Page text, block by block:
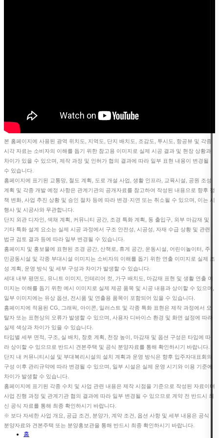
본 홈페이지에 사용된 광역 위치도, 지역도, 단지 배치도, 조감도, 투시도, 항공뷰 및 각종
시각 자료는 소비자의 이해를 돕기 위한 참고용 이미지로 실제 시공 결과 및 현장 상황과
차이가 있을 수 있으며, 제작 과정 및 인허가 협의 결과에 따라 일부 표현 내용이 변경될
수 있습니다.
홈페이지에 표기된 교통망, 철도 계획, 도로 개설 사업, 생활 인프라, 교육시설, 공원 조성
계획 및 각종 개발 예정 사항은 관계기관의 공개자료를 참고하여 작성된 내용으로 향후 정
책 변화, 사업 추진 상황 및 승인 절차 등에 따라 변경·지연 또는 취소될 수 있으며, 이는 시
행사 및 시공사와 무관합니다.
단지 외관 디자인, 색채 계획, 커뮤니티 공간, 조경 특화 계획, 동 출입구, 외부 마감재 및
기타 특화 설계 요소는 실제 시공 과정에서 구조 안전성, 시공성, 자재 수급 상황 및 관련
법규 검토 결과 등에 따라 일부 변경될 수 있습니다.
홈페이지 및 홍보물에 표현된 조경 공간, 산책로, 휴게 공간, 운동시설, 어린이놀이터, 주
민공동시설 및 각종 부대시설 이미지는 소비자의 이해를 돕기 위한 연출 이미지로 실제 조
성 계획, 운영 방식 및 세부 구성과 차이가 발생할 수 있습니다.
세대 내부 평면도, 유니트 이미지, 인테리어 컷, 가구 배치도, 마감재 표현 및 생활 연출 이
미지는 이해를 돕기 위한 예시 이미지로 실제 제공 품목 및 시공 내용과 상이할 수 있으며,
일부 이미지에는 유상 옵션, 전시품 및 연출용 품목이 포함되어 있을 수 있습니다.
홈페이지에 적용된 CG, 그래픽, 아이콘, 일러스트 및 각종 특화 표현은 제작 과정에서 오
탈자 또는 표현상의 오류가 발생할 수 있으며, 사용자 디바이스 환경 및 화면 설정에 따라
실제 색상과 차이가 있을 수 있습니다.
타입별 세부 면적, 구조, 실 배치, 창호 계획, 천장 높이, 마감재 및 옵션 구성은 타입에 따
라 상이할 수 있으므로 반드시 견본주택 및 공식 분양자료를 통해 확인하시기 바랍니다.
단지 내 커뮤니티시설 및 부대복리시설의 설치 계획과 운영 방식은 향후 입주자대표회의
구성 이후 관리규약에 따라 변경될 수 있으며, 일부 시설은 실제 운영 시기와 이용 기준에
차이가 발생할 수 있습니다.
홈페이지에 표기된 각종 수치 및 사업 관련 내용은 제작 시점을 기준으로 작성된 자료이며
사업 진행 과정 및 관계기관 협의 결과에 따라 일부 변경될 수 있으므로 계약 전 반드시 최
신 공식 자료를 통해 최종 확인하시기 바랍니다.
※ 보다 자세한 사업 개요, 공급 조건, 분양가, 계약 조건, 옵션 사항 및 세부 내용은 공식
분양자료와 견본주택 또는 분양홍보관을 통해 반드시 최종 확인하시기 바랍니다.
홈